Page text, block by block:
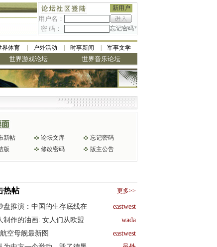
新用户
用户名：
密 码：
忘记密码?
界体育 户外活动 时事新闻 军事文学
世界游戏论坛 世界音乐论坛
新帖 论坛文库
忘记密码
版
修改密码 版主公告
热帖 更多>>
盘推演：中国的生存底线在 eastwest
制作的油画: 女人们从欧盟 wada
空母舰最新图 eastwest